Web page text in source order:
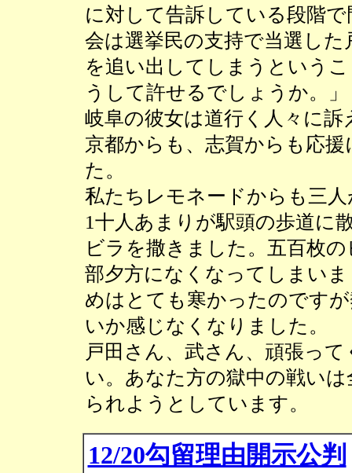
に対して告訴している段階で
会は選挙民の支持で当選した
を追い出してしまうという
うして許せるでしょうか。」
岐阜の彼女は道行く人々に訴
京都からも、志賀からも応援
た。
私たちレモネードからも三
1十人あまりが駅頭の歩道に
ビラを撒きました。五百枚
部夕方になくなってしまい
めはとても寒かったのです
いか感じなくなりました。
戸田さん、武さん、頑張って
い。あなた方の獄中の戦いは
られようとしています。
12/20勾留理由開示公判